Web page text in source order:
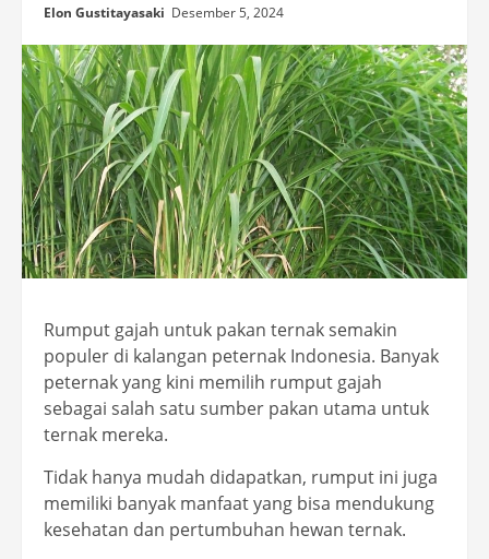
Elon Gustitayasaki Desember 5, 2024
Rumput gajah untuk pakan ternak semakin
populer di kalangan peternak Indonesia. Banyak
peternak yang kini memilih rumput gajah
sebagai salah satu sumber pakan utama untuk
ternak mereka.
Tidak hanya mudah didapatkan, rumput ini juga
memiliki banyak manfaat yang bisa mendukung
kesehatan dan pertumbuhan hewan ternak.